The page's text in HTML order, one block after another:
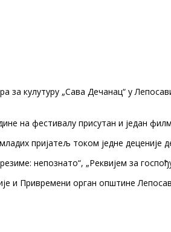
кулутуру „Сава Дечанац“ у
на фестивалу присутан и један филм
пријатељ током једне деценије
непознато“, „Реквијем за госпођу
Привремени орган општине